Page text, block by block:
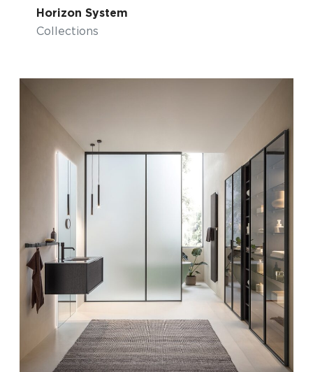
Horizon System
Collections